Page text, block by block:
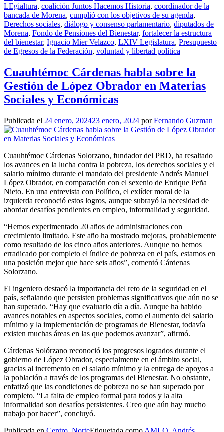
LEgialtura, coalición Juntos Hacemos Historia, coordinador de la
bancada de Morena, cumplió con los objetivos de su agenda,
Derechos sociales, diálogo y consenso parlamentario, diputados de
Morena, Fondo de Pensiones del Bienestar, fortalecer la estructura
del bienestar, Ignacio Mier Velazco, LXIV Legislatura, Presupuesto
de Egresos de la Federación, voluntad y libertad política
Cuauhtémoc Cárdenas habla sobre la
Gestión de López Obrador en Materias
Sociales y Económicas
Publicada el 24 enero, 202423 enero, 2024 porFernando Guzman
Cuauhtémoc Cárdenas Solorzano, fundador del PRD, ha resaltado
los avances en la lucha contra la pobreza, los derechos sociales y el
salario mínimo durante el mandato del presidente Andrés Manuel
López Obrador, en comparación con el sexenio de Enrique Peña
Nieto. En una entrevista con Político, el exlíder moral de la
izquierda reconoció estos logros, aunque subrayó la necesidad de
abordar desafíos pendientes en empleo, informalidad y seguridad.
“Hemos experimentado 20 años de administraciones con
crecimiento limitado. Este año ha mostrado mejoras, probablemente
como resultado de los cinco años anteriores. Aunque no hemos
erradicado por completo el índice de pobreza en el país, estamos en
una posición mejor que hace seis años”, comentó Cárdenas
Solorzano.
El ingeniero destacó la importancia del reto de la seguridad en el
país, señalando que persisten problemas significativos que aún no se
han superado. “Hay que evaluarlo día a día. Aunque ha habido
avances notables en aspectos sociales, como el aumento del salario
mínimo y la implementación de programas de Bienestar, todavía
existen muchas áreas en las que podemos avanzar”, afirmó.
Cárdenas Solórzano reconoció los progresos logrados durante el
gobierno de López Obrador, especialmente en el ámbito social,
gracias al incremento en el salario mínimo y la entrega de apoyos a
la población a través de los programas del Bienestar. No obstante,
enfatizó que las condiciones de pobreza no se han superado por
completo. “La falta de empleo formal para todos y la alta
informalidad son desafíos persistentes. Creo que aún hay mucho
trabajo por hacer”, concluyó.
Publicada en Centro NorteEtiquetada como AMLO Andrés